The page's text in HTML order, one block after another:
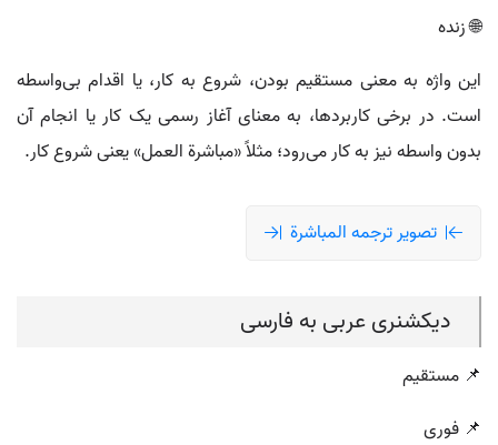
🌐 زنده
این واژه به معنی مستقیم بودن، شروع به کار، یا اقدام بی‌واسطه
است. در برخی کاربردها، به معنای آغاز رسمی یک کار یا انجام آن
بدون واسطه نیز به کار می‌رود؛ مثلاً «مباشرة العمل» یعنی شروع کار.
تصویر ترجمه المباشرة
دیکشنری عربی به فارسی
📌 مستقیم
📌 فوری